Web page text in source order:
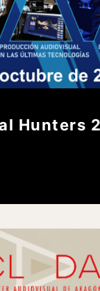
Hunters